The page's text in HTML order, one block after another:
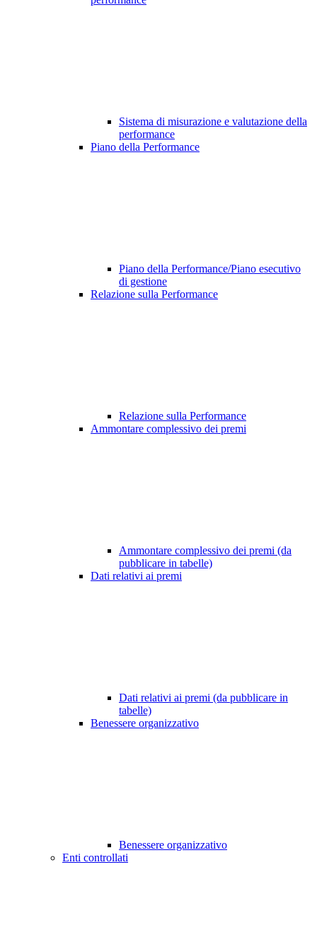
Sistema di misurazione e valutazione della
performance
Piano della Performance
Piano della Performance/Piano esecutivo
di gestione
Relazione sulla Performance
Relazione sulla Performance
Ammontare complessivo dei premi
Ammontare complessivo dei premi (da
pubblicare in tabelle)
Dati relativi ai premi
Dati relativi ai premi (da pubblicare in
tabelle)
Benessere organizzativo
Benessere organizzativo
Enti controllati